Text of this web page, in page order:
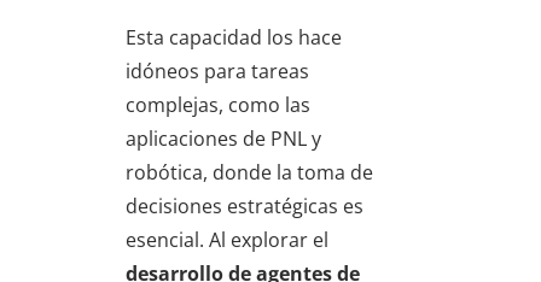
Esta capacidad los hace
idóneos para tareas
complejas, como las
aplicaciones de PNL y
robótica, donde la toma de
decisiones estratégicas es
esencial. Al explorar el
desarrollo de agentes de